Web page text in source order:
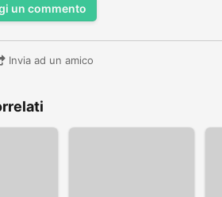
un commento
Invia ad un amico